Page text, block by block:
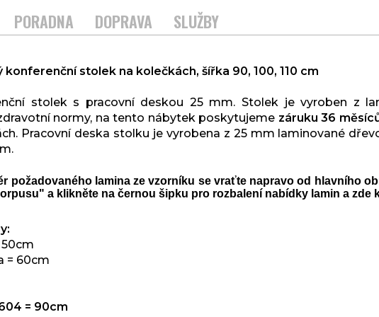
PORADNA DOPRAVA SLUŽBY
konferenční stolek na kolečkách, šířka 90, 100, 110 cm
stolek s pracovní deskou 25 mm. Stolek je vyroben z
normy, na tento nábytek poskytujeme záruku 36
Pracovní deska stolku je vyrobena z 25 mm laminované
požadovaného lamina ze vzorníku se vraťte napravo od hlavního
a klikněte na černou šipku pro rozbalení nabídky lamin a zde
50cm
= 60cm
= 90cm